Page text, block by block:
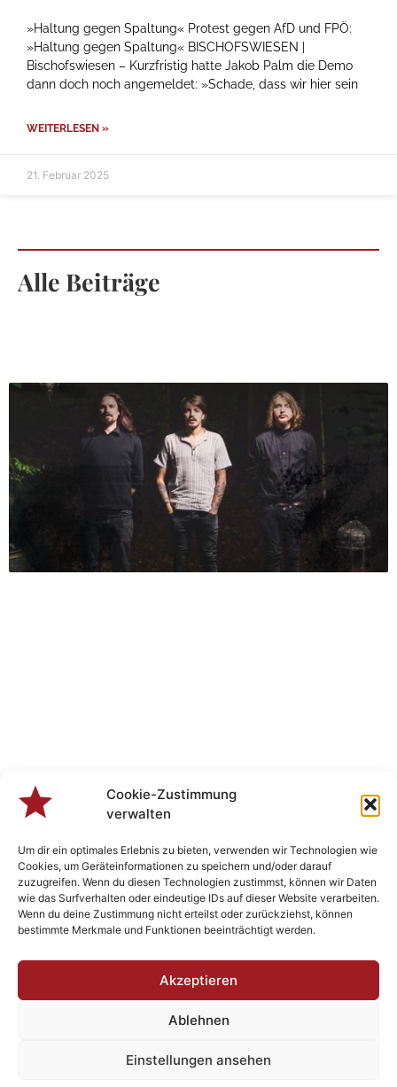
Cookie-Zustimmung
verwalten
Um dir ein optimales Erlebnis zu bieten, verwenden wir Technologien wie
Cookies, um Geräteinformationen zu speichern und/oder darauf
zuzugreifen. Wenn du diesen Technologien zustimmst, können wir Daten
wie das Surfverhalten oder eindeutige IDs auf dieser Website verarbeiten.
Wenn du deine Zustimmung nicht erteilst oder zurückziehst, können
bestimmte Merkmale und Funktionen beeinträchtigt werden.
Akzeptieren
Ablehnen
Einstellungen ansehen
»Haltung gegen Spaltung« Protest gegen AfD und FPÖ:
»Haltung gegen Spaltung« BISCHOFSWIESEN |
Bischofswiesen – Kurzfristig hatte Jakob Palm die Demo
dann doch noch angemeldet: »Schade, dass wir hier sein
WEITERLESEN »
21. Februar 2025
Alle Beiträge
Veranstaltungen
since 1982